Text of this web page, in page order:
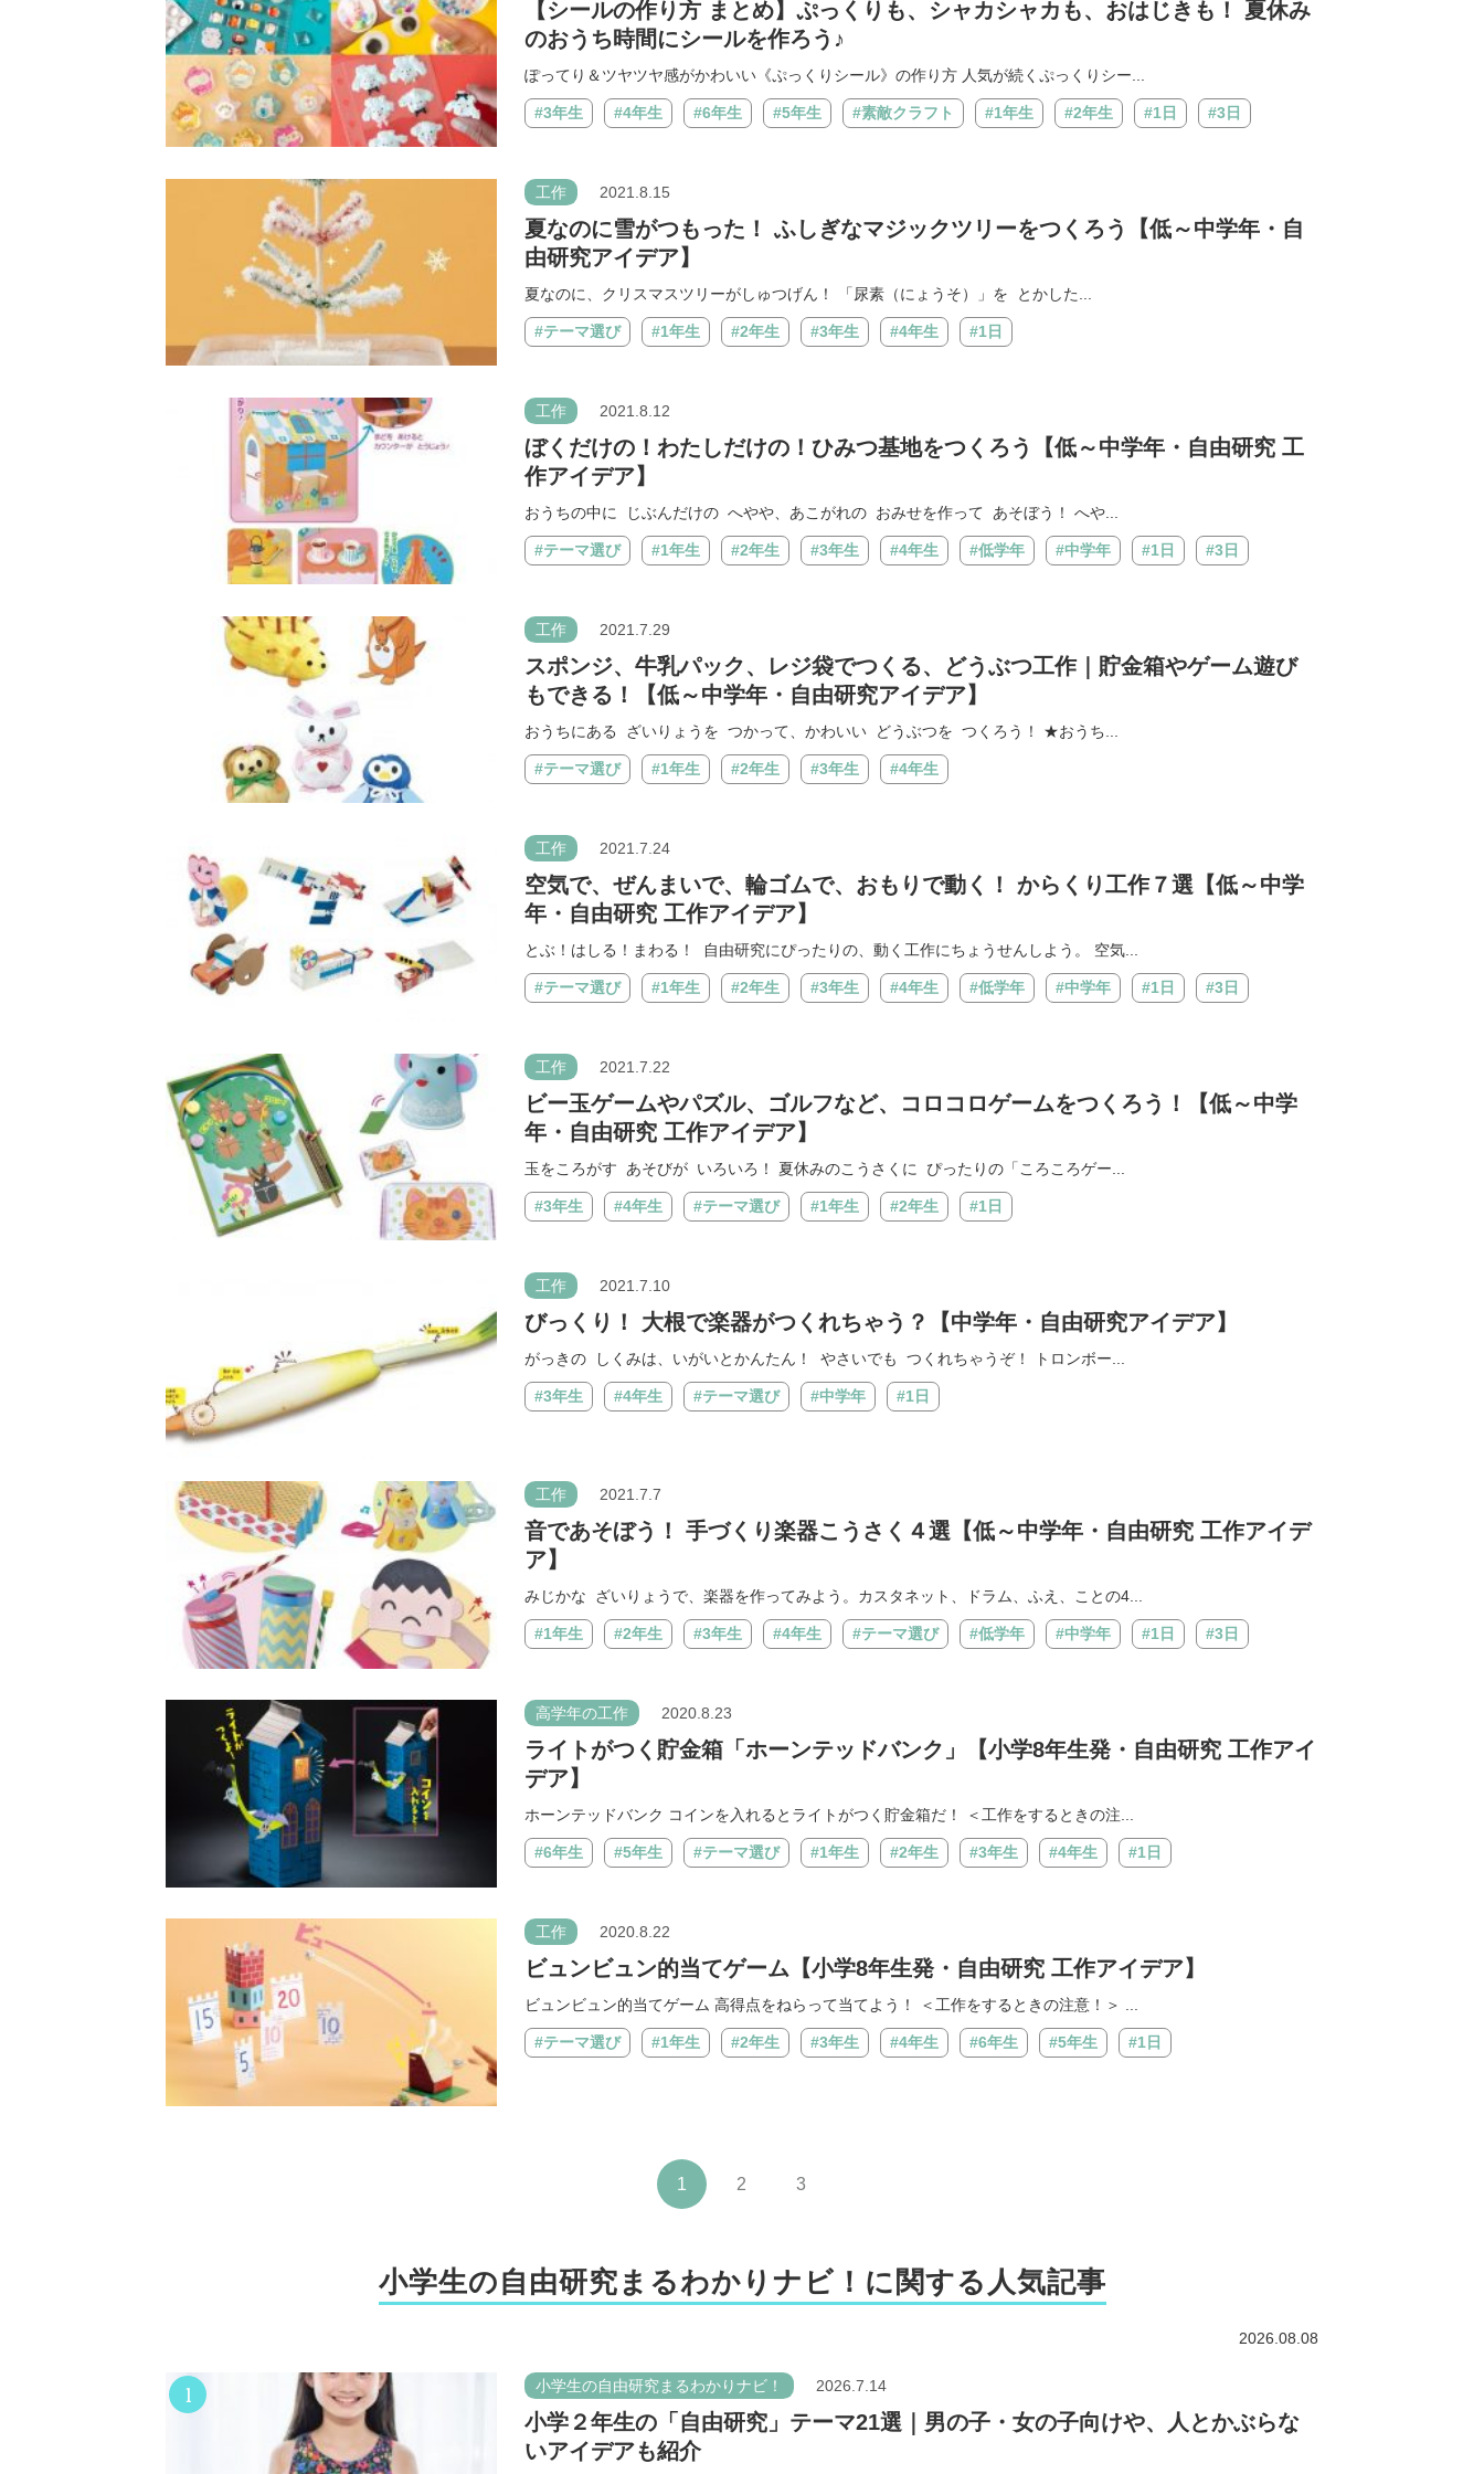
【シールの作り方 まとめ】ぷっくりも、シャカシャカも、おはじきも！ 夏休み
のおうち時間にシールを作ろう♪
ぽってり＆ツヤツヤ感がかわいい《ぷっくりシール》の作り方 人気が続くぷっくりシー...
#3年生 #4年生 #6年生 #5年生 #素敵クラフト #1年生 #2年生 #1日 #3日
工作 2021.8.15
夏なのに雪がつもった！ ふしぎなマジックツリーをつくろう【低～中学年・自
由研究アイデア】
夏なのに、クリスマスツリーがしゅつげん！ 「尿素（にょうそ）」を とかした...
#テーマ選び #1年生 #2年生 #3年生 #4年生 #1日
工作 2021.8.12
ぼくだけの！わたしだけの！ひみつ基地をつくろう【低～中学年・自由研究 工
作アイデア】
おうちの中に じぶんだけの へやや、あこがれの おみせを作って あそぼう！ へや...
#テーマ選び #1年生 #2年生 #3年生 #4年生 #低学年 #中学年 #1日 #3日
工作 2021.7.29
スポンジ、牛乳パック、レジ袋でつくる、どうぶつ工作｜貯金箱やゲーム遊び
もできる！【低～中学年・自由研究アイデア】
おうちにある ざいりょうを つかって、かわいい どうぶつを つくろう！ ★おうち...
#テーマ選び #1年生 #2年生 #3年生 #4年生
工作 2021.7.24
空気で、ぜんまいで、輪ゴムで、おもりで動く！ からくり工作７選【低～中学
年・自由研究 工作アイデア】
とぶ！はしる！まわる！ 自由研究にぴったりの、動く工作にちょうせんしよう。 空気...
#テーマ選び #1年生 #2年生 #3年生 #4年生 #低学年 #中学年 #1日 #3日
工作 2021.7.22
ビー玉ゲームやパズル、ゴルフなど、コロコロゲームをつくろう！【低～中学
年・自由研究 工作アイデア】
玉をころがす あそびが いろいろ！ 夏休みのこうさくに ぴったりの「ころころゲー...
#3年生 #4年生 #テーマ選び #1年生 #2年生 #1日
工作 2021.7.10
びっくり！ 大根で楽器がつくれちゃう？【中学年・自由研究アイデア】
がっきの しくみは、いがいとかんたん！ やさいでも つくれちゃうぞ！ トロンボー...
#3年生 #4年生 #テーマ選び #中学年 #1日
工作 2021.7.7
音であそぼう！ 手づくり楽器こうさく４選【低～中学年・自由研究 工作アイデ
ア】
みじかな ざいりょうで、楽器を作ってみよう。カスタネット、ドラム、ふえ、ことの4...
#1年生 #2年生 #3年生 #4年生 #テーマ選び #低学年 #中学年 #1日 #3日
高学年の工作 2020.8.23
ライトがつく貯金箱「ホーンテッドバンク」【小学8年生発・自由研究 工作アイ
デア】
ホーンテッドバンク コインを入れるとライトがつく貯金箱だ！ ＜工作をするときの注...
#6年生 #5年生 #テーマ選び #1年生 #2年生 #3年生 #4年生 #1日
工作 2020.8.22
ビュンビュン的当てゲーム【小学8年生発・自由研究 工作アイデア】
ビュンビュン的当てゲーム 高得点をねらって当てよう！ ＜工作をするときの注意！＞ ...
#テーマ選び #1年生 #2年生 #3年生 #4年生 #6年生 #5年生 #1日
1 2 3
小学生の自由研究まるわかりナビ！に関する人気記事
2026.08.08
1 小学生の自由研究まるわかりナビ！ 2026.7.14
小学２年生の「自由研究」テーマ21選｜男の子・女の子向けや、人とかぶらな
いアイデアも紹介